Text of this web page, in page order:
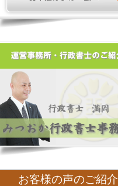
お客様の声のご紹介